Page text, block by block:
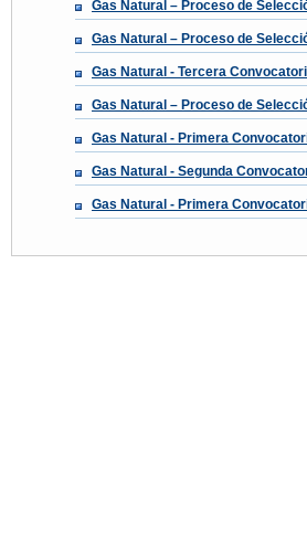
Gas Natural – Proceso de
Gas Natural – Proceso de
Gas Natural - Tercera
Gas Natural – Proceso de
Gas Natural - Primera
Gas Natural - Segunda
Gas Natural - Primera